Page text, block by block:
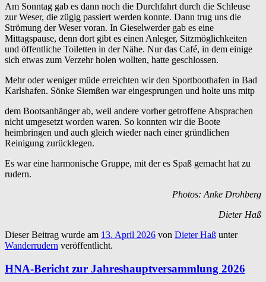
Am Sonntag gab es dann noch die Durchfahrt durch die Schleuse
zur Weser, die zügig passiert werden konnte. Dann trug uns die
Strömung der Weser voran. In Gieselwerder gab es eine
Mittagspause, denn dort gibt es einen Anleger, Sitzmöglichkeiten
und öffentliche Toiletten in der Nähe. Nur das Café, in dem einige
sich etwas zum Verzehr holen wollten, hatte geschlossen.
Mehr oder weniger müde erreichten wir den Sportboothafen in Bad
Karlshafen. Sönke Siemßen war eingesprungen und holte uns mitp
dem Bootsanhänger ab, weil andere vorher getroffene Absprachen
nicht umgesetzt worden waren. So konnten wir die Boote
heimbringen und auch gleich wieder nach einer gründlichen
Reinigung zurücklegen.
Es war eine harmonische Gruppe, mit der es Spaß gemacht hat zu
rudern.
Photos: Anke Drohberg
Dieter Haß
Dieser Beitrag wurde am 13. April 2026 von Dieter Haß unter
Wanderrudern veröffentlicht.
HNA-Bericht zur Jahreshauptversammlung 2026